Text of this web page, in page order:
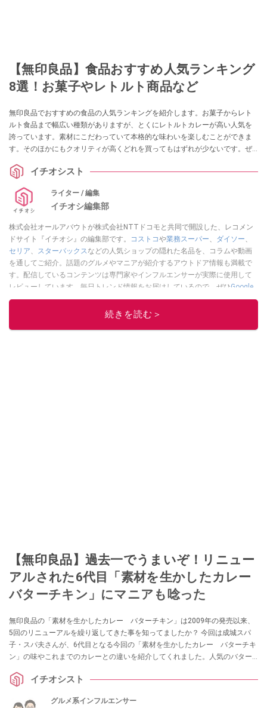
【無印良品】食品おすすめ人気ランキング
8選！お菓子やレトルト商品など
無印良品でおすすめの食品の人気ランキングを紹介します。お菓子からレト
ルト食品まで幅広い種類がありますが、とくにレトルトカレーが高い人気を
誇っています。素材にこだわっていて本格的な味わいを楽しむことができま
す。そのほかにもクオリティが高くどれを買ってもはずれが少ないです。ぜ
イチオシスト
ライター / 編集
イチオシ編集部
株式会社オールアバウトが株式会社NTTドコモと共同で開設した、レコメン
ドサイト『イチオシ』の編集部です。
コストコや業務スーパー、 ダイソー、
セリア、 スターバックスなどの人気ショップの隠れた名品を、コラムや動画
を通してご紹介。話題のグルメやマニアが紹介するアウトドア情報も満載で
す。配信しているコンテンツは専門家やインフルエンサーが実際に使用して
レビューしています。毎日トレンド情報をお届けしているので、ぜひGoogle
ニュースでフォローしてください！
このイチオシストの他の記事を読む
続きを読む＞
【無印良品】過去一でうまいぞ！リニュー
アルされた6代目「素材を生かしたカレー
バターチキン」にマニアも唸った
無印良品の「素材を生かしたカレー バターチキン」は2009年の発売以来、
5回のリニューアルを繰り返してきた事を知ってましたか？ 今回は成城スパ
子・スパ夫さんが、6代目となる今回の「素材を生かしたカレー バターチキ
ン」の味やこれまでのカレーとの違いを紹介してくれました。人気のバター
イチオシスト
グルメ系インフルエンサー